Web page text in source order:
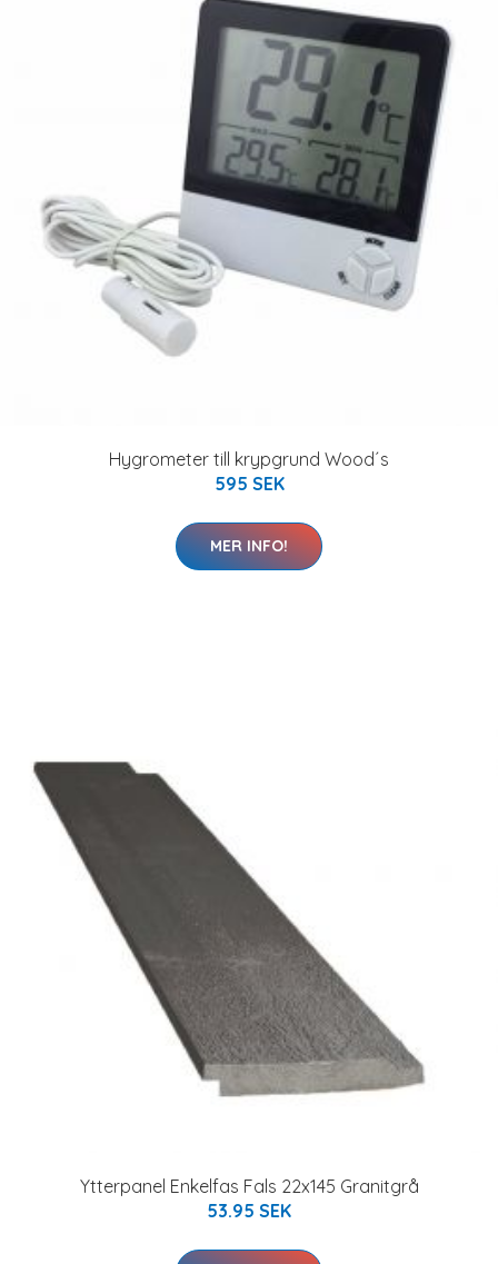
Hygrometer till krypgrund Wood´s
595 SEK
MER INFO!
Ytterpanel Enkelfas Fals 22x145 Granitgrå
53.95 SEK